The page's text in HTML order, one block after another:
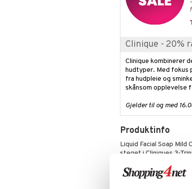
Clinique - 20%
Clinique kombinerer
hudtyper. Med fokus
fra hudpleie og
skånsom opplevelse
Gjelder til og med
Produktinfo
Liquid Facial Soap
steget i Cliniques 3-
forsvar mot